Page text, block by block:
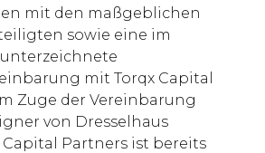
mit den maßgeblichen
sowie eine im
mit Torqx Capital
Zuge der Vereinbarung
von Dresselhaus
Capital Partners ist bereits